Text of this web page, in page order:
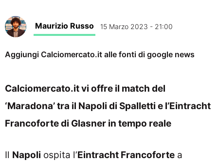
Maurizio Russo 15 Marzo 2023 - 21:00
Aggiungi Calciomercato.it alle fonti di google news
Calciomercato.it vi offre il match del
‘Maradona’ tra il Napoli di Spalletti e l’Eintracht
Francoforte di Glasner in tempo reale
Il Napoli ospita l’Eintracht Francoforte a